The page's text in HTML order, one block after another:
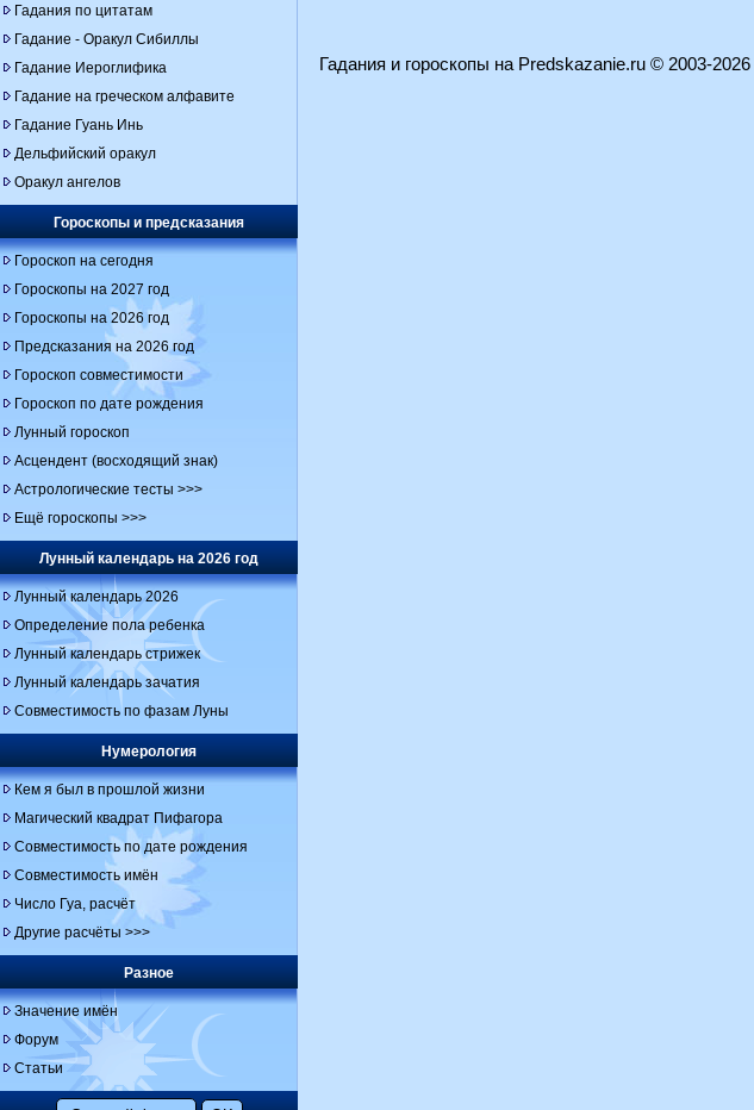
Гадания по цитатам
Гадание - Оракул Сибиллы
Гадание Иероглифика
Гадание на греческом алфавите
Гадание Гуань Инь
Дельфийский оракул
Оракул ангелов
Гороскопы и предсказания
Гороскоп на сегодня
Гороскопы на 2027 год
Гороскопы на 2026 год
Предсказания на 2026 год
Гороскоп совместимости
Гороскоп по дате рождения
Лунный гороскоп
Асцендент (восходящий знак)
Астрологические тесты >>>
Ещё гороскопы >>>
Лунный календарь на 2026 год
Лунный календарь 2026
Определение пола ребенка
Лунный календарь стрижек
Лунный календарь зачатия
Совместимость по фазам Луны
Нумерология
Кем я был в прошлой жизни
Магический квадрат Пифагора
Совместимость по дате рождения
Совместимость имён
Число Гуа, расчёт
Другие расчёты >>>
Разное
Значение имён
Форум
Статьи
Гадания и гороскопы на Predskazanie.ru© 2003-2026